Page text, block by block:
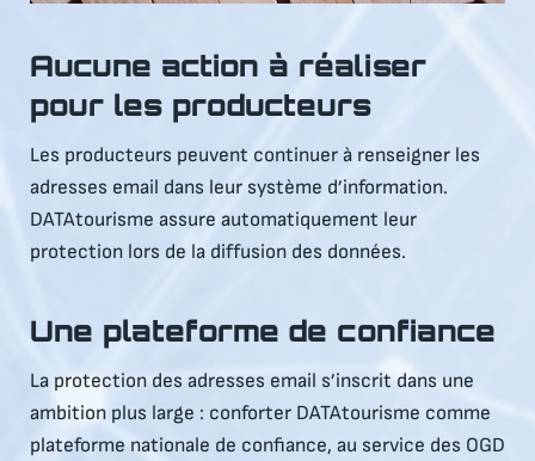
Aucune action à réaliser
pour les producteurs
Les producteurs peuvent continuer à renseigner les
adresses email dans leur système d’information.
DATAtourisme assure automatiquement leur
protection lors de la diffusion des données.
Une plateforme de confiance
La protection des adresses email s’inscrit dans une
ambition plus large : conforter DATAtourisme comme
plateforme nationale de confiance, au service des OGD